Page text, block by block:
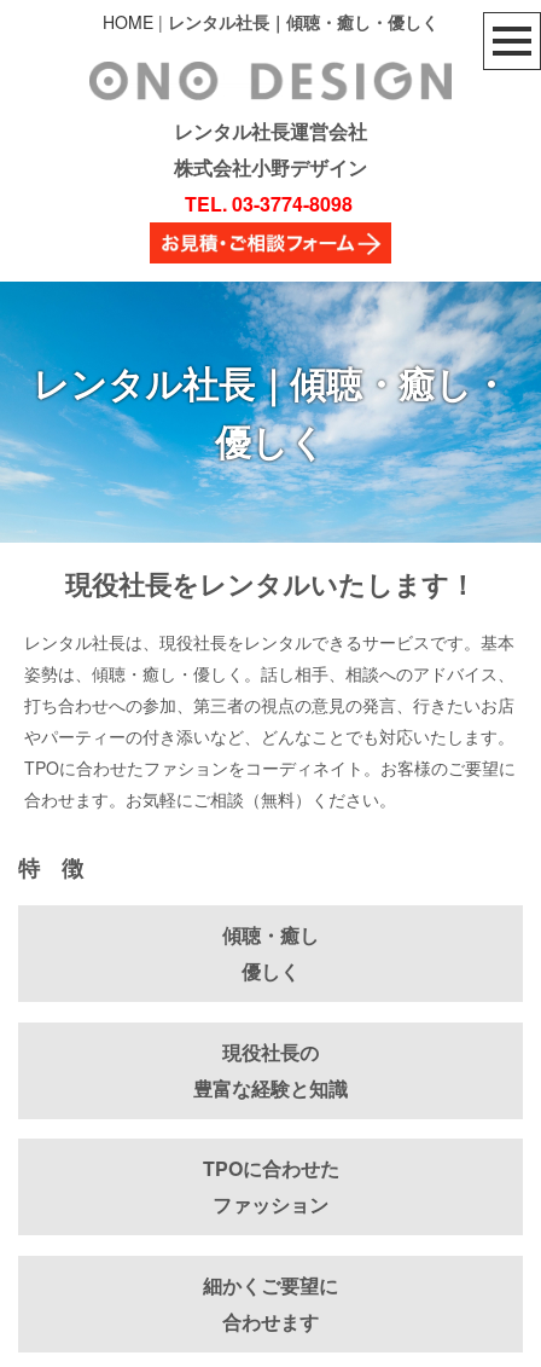
HOME | レンタル社長｜傾聴・癒し・優しく
レンタル社長運営会社
株式会社小野デザイン
TEL. 03-3774-8098
レンタル社長｜傾聴・癒し・
優しく
現役社長をレンタルいたします！
レンタル社長は、現役社長をレンタルできるサービスです。基本
姿勢は、傾聴・癒し・優しく。話し相手、相談へのアドバイス、
打ち合わせへの参加、第三者の視点の意見の発言、行きたいお店
やパーティーの付き添いなど、どんなことでも対応いたします。
TPOに合わせたファションをコーディネイト。お客様のご要望に
合わせます。お気軽にご相談（無料）ください。
特 徴
傾聴・癒し
優しく
現役社長の
豊富な経験と知識
TPOに合わせた
ファッション
細かくご要望に
合わせます